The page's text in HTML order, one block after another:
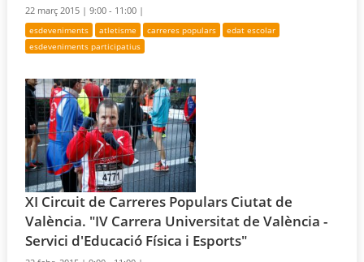
22 març 2015 |9:00 - 11:00 |
esdeveniments atletisme carreres populars
edat escolar
esdeveniments participatius
XI Circuit de Carreres Populars Ciutat de
València. "IV Carrera Universitat de València -
Servici d'Educació Física i Esports"